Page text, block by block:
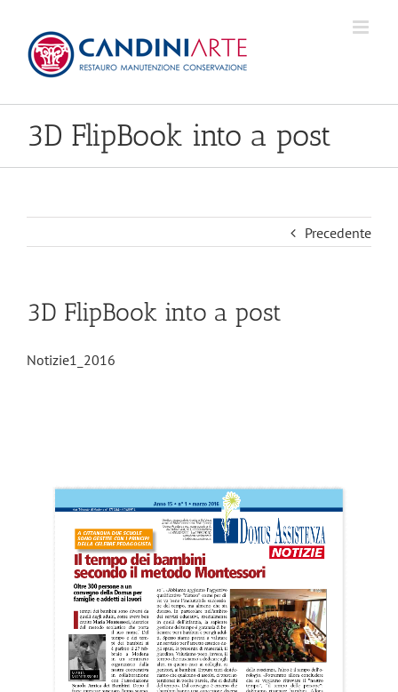
content
3D FlipBook into a post
Precedente
3D FlipBook into a post
Notizie1_2016